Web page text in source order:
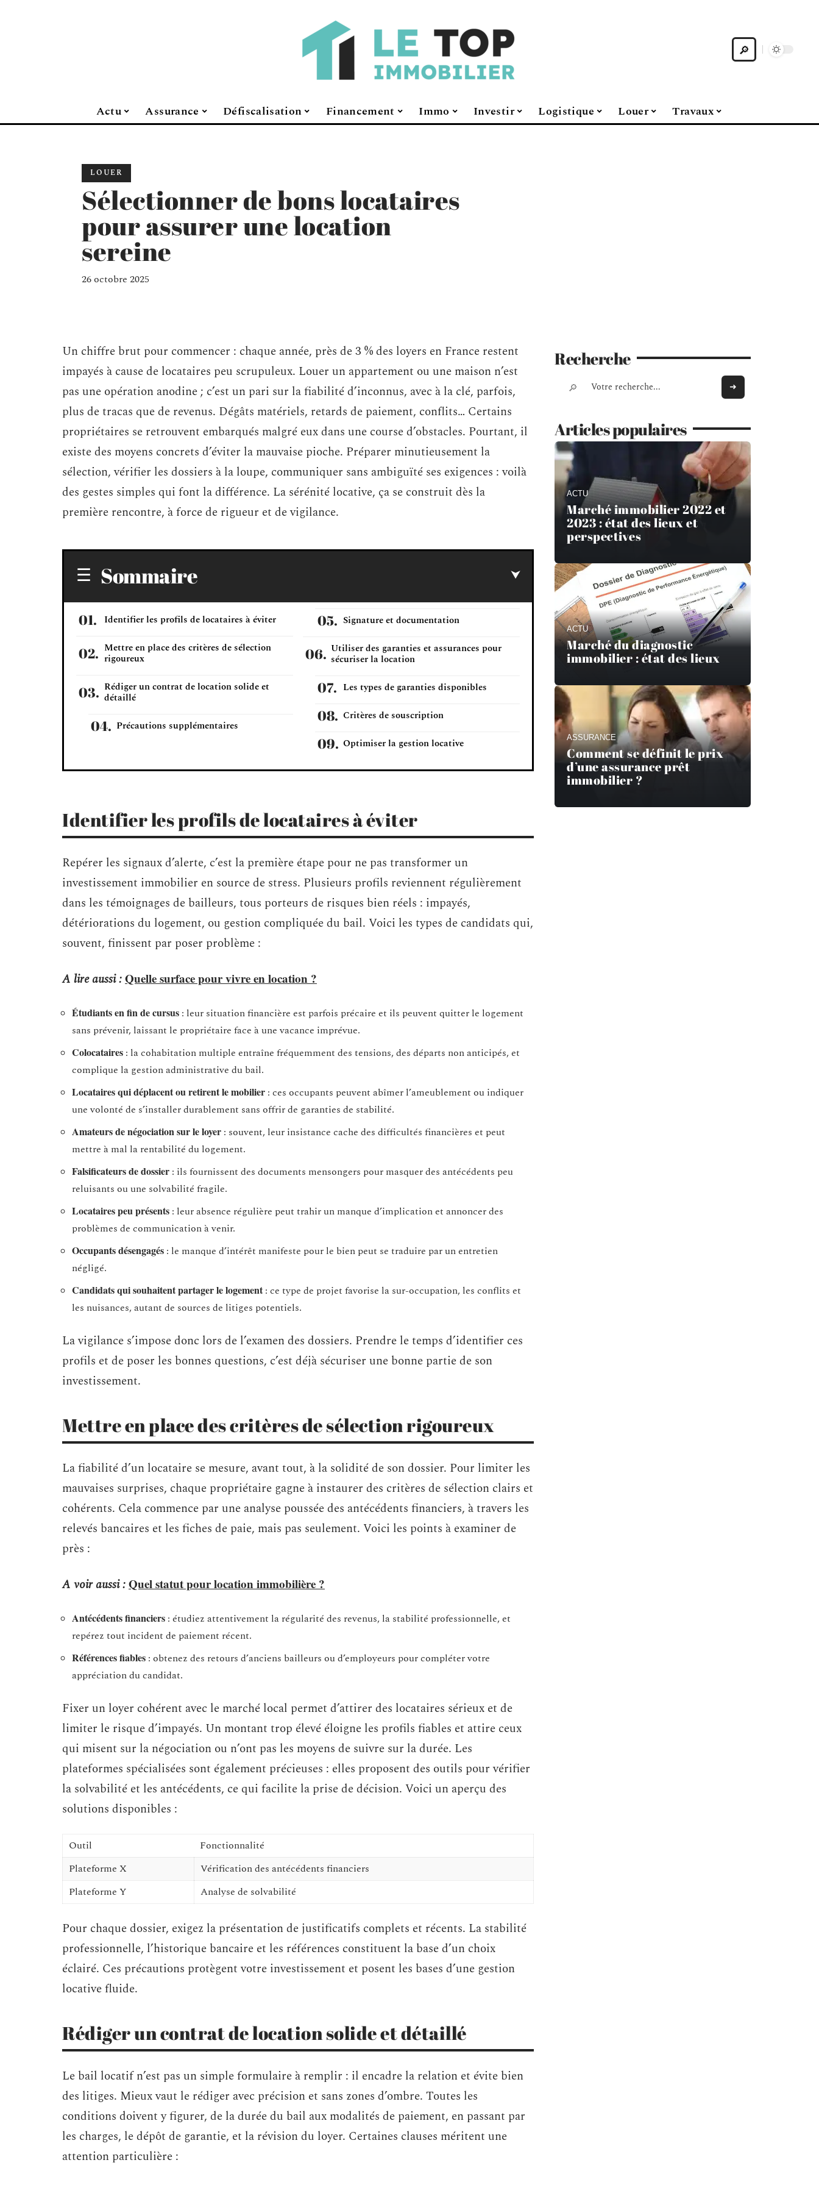
Actu Assurance Défiscalisation Financement Immo Investir Logistique Louer Travaux
LOUER
Sélectionner de bons locataires
pour assurer une location
sereine
26 octobre 2025
Un chiffre brut pour commencer : chaque année, près de 3 % des loyers en France restent
impayés à cause de locataires peu scrupuleux. Louer un appartement ou une maison n’est
pas une opération anodine ; c’est un pari sur la fiabilité d’inconnus, avec à la clé, parfois,
plus de tracas que de revenus. Dégâts matériels, retards de paiement, conflits… Certains
propriétaires se retrouvent embarqués malgré eux dans une course d’obstacles. Pourtant, il
existe des moyens concrets d’éviter la mauvaise pioche. Préparer minutieusement la
sélection, vérifier les dossiers à la loupe, communiquer sans ambiguïté ses exigences : voilà
des gestes simples qui font la différence. La sérénité locative, ça se construit dès la
première rencontre, à force de rigueur et de vigilance.
Sommaire
Identifier les profils de locataires à éviter
Mettre en place des critères de sélection
rigoureux
Rédiger un contrat de location solide et
détaillé
Précautions supplémentaires
Signature et documentation
Utiliser des garanties et assurances pour
sécuriser la location
Les types de garanties disponibles
Critères de souscription
Optimiser la gestion locative
Identifier les profils de locataires à éviter
Repérer les signaux d’alerte, c’est la première étape pour ne pas transformer un
investissement immobilier en source de stress. Plusieurs profils reviennent régulièrement
dans les témoignages de bailleurs, tous porteurs de risques bien réels : impayés,
détériorations du logement, ou gestion compliquée du bail. Voici les types de candidats qui,
souvent, finissent par poser problème :
A lire aussi :Quelle surface pour vivre en location ?
Étudiants en fin de cursus : leur situation financière est parfois précaire et ils peuvent quitter le logement
sans prévenir, laissant le propriétaire face à une vacance imprévue.
Colocataires : la cohabitation multiple entraîne fréquemment des tensions, des départs non anticipés, et
complique la gestion administrative du bail.
Locataires qui déplacent ou retirent le mobilier : ces occupants peuvent abîmer l’ameublement ou indiquer
une volonté de s’installer durablement sans offrir de garanties de stabilité.
Amateurs de négociation sur le loyer : souvent, leur insistance cache des difficultés financières et peut
mettre à mal la rentabilité du logement.
Falsificateurs de dossier : ils fournissent des documents mensongers pour masquer des antécédents peu
reluisants ou une solvabilité fragile.
Locataires peu présents : leur absence régulière peut trahir un manque d’implication et annoncer des
problèmes de communication à venir.
Occupants désengagés : le manque d’intérêt manifeste pour le bien peut se traduire par un entretien
négligé.
Candidats qui souhaitent partager le logement : ce type de projet favorise la sur-occupation, les conflits et
les nuisances, autant de sources de litiges potentiels.
La vigilance s’impose donc lors de l’examen des dossiers. Prendre le temps d’identifier ces
profils et de poser les bonnes questions, c’est déjà sécuriser une bonne partie de son
investissement.
Mettre en place des critères de sélection rigoureux
La fiabilité d’un locataire se mesure, avant tout, à la solidité de son dossier. Pour limiter les
mauvaises surprises, chaque propriétaire gagne à instaurer des critères de sélection clairs et
cohérents. Cela commence par une analyse poussée des antécédents financiers, à travers les
relevés bancaires et les fiches de paie, mais pas seulement. Voici les points à examiner de
près :
A voir aussi :Quel statut pour location immobilière ?
Antécédents financiers : étudiez attentivement la régularité des revenus, la stabilité professionnelle, et
repérez tout incident de paiement récent.
Références fiables : obtenez des retours d’anciens bailleurs ou d’employeurs pour compléter votre
appréciation du candidat.
Fixer un loyer cohérent avec le marché local permet d’attirer des locataires sérieux et de
limiter le risque d’impayés. Un montant trop élevé éloigne les profils fiables et attire ceux
qui misent sur la négociation ou n’ont pas les moyens de suivre sur la durée. Les
plateformes spécialisées sont également précieuses : elles proposent des outils pour vérifier
la solvabilité et les antécédents, ce qui facilite la prise de décision. Voici un aperçu des
solutions disponibles :
Outil
Fonctionnalité
Plateforme X
Vérification des antécédents financiers
Plateforme Y
Analyse de solvabilité
Pour chaque dossier, exigez la présentation de justificatifs complets et récents. La stabilité
professionnelle, l’historique bancaire et les références constituent la base d’un choix
éclairé. Ces précautions protègent votre investissement et posent les bases d’une gestion
locative fluide.
Rédiger un contrat de location solide et détaillé
Le bail locatif n’est pas un simple formulaire à remplir : il encadre la relation et évite bien
des litiges. Mieux vaut le rédiger avec précision et sans zones d’ombre. Toutes les
conditions doivent y figurer, de la durée du bail aux modalités de paiement, en passant par
les charges, le dépôt de garantie, et la révision du loyer. Certaines clauses méritent une
attention particulière :
Recherche
Articles populaires
ACTU
Marché immobilier 2022 et
2023 : état des lieux et
perspectives
ACTU
Marché du diagnostic
immobilier : état des lieux
ASSURANCE
Comment se définit le prix
d’une assurance prêt
immobilier ?